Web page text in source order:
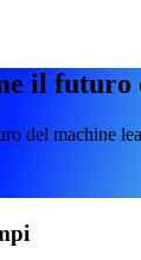
il
del machine